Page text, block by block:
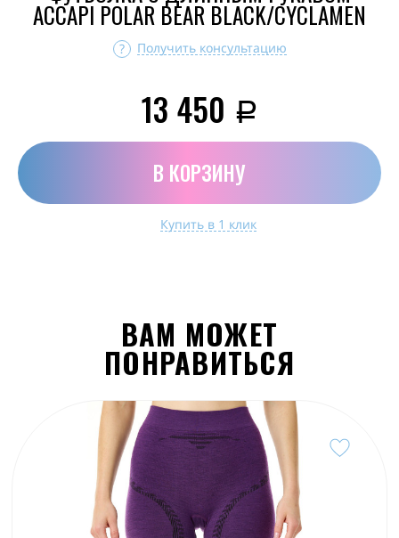
ACCAPI POLAR BEAR BLACK/CYCLAMEN
Получить консультацию
13 450 Р
В КОРЗИНУ
Купить в 1 клик
ВАМ МОЖЕТ
ПОНРАВИТЬСЯ